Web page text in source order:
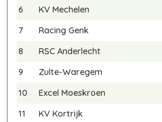
6
KV Mechelen
7
Racing Genk
8
RSC Anderlecht
9
Zulte-Waregem
10
Excel Moeskroen
11
KV Kortrijk